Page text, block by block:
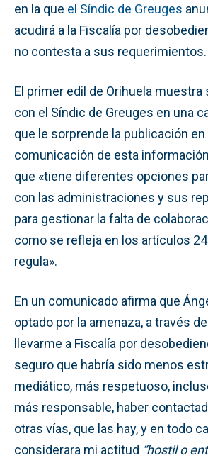
en la que el Síndic de Greuges
acudirá a la Fiscalía por
no contesta a sus requerimientos.
El primer edil de Orihuela
con el Síndic de Greuges en una
que le sorprende la publicación
comunicación de esta
que «tiene diferentes opciones
con las administraciones y sus
para gestionar la falta de
como se refleja en los artículos
regula».
En un comunicado afirma que
optado por la amenaza, a través
llevarme a Fiscalía por
seguro que habría sido menos
mediático, más respetuoso,
más responsable, haber
otras vías, que las hay, y en todo
considerara mi actitud “hostil o